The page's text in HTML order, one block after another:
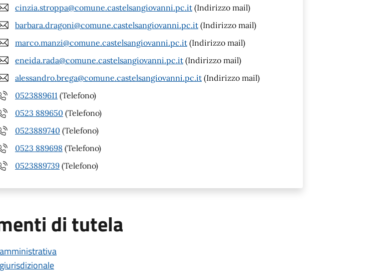
cinzia.stroppa@comune.castelsangiovanni.pc.it (Indirizzo mail)
barbara.dragoni@comune.castelsangiovanni.pc.it (Indirizzo mail)
marco.manzi@comune.castelsangiovanni.pc.it (Indirizzo mail)
eneida.rada@comune.castelsangiovanni.pc.it (Indirizzo mail)
alessandro.brega@comune.castelsangiovanni.pc.it (Indirizzo mail)
0523889611 (Telefono)
0523 889650 (Telefono)
0523889740 (Telefono)
0523 889698 (Telefono)
0523889739 (Telefono)
di tutela